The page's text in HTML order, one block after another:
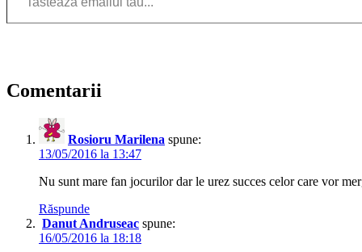
Comentarii
Rosioru Marilena spune:
13/05/2016 la 13:47
Nu sunt mare fan jocurilor dar le urez succes celor care vor
Răspunde
Danut Andruseac spune:
16/05/2016 la 18:18